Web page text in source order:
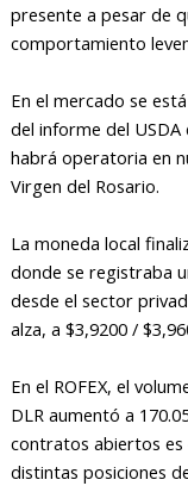
presente a pesar de
comportamiento
En el mercado se
del informe del
habrá operatoria en
Virgen del Rosario.
La moneda local
donde se registraba
desde el sector
alza, a $3,9200 /
En el ROFEX, el
DLR aumentó a
contratos abiertos es
distintas posiciones